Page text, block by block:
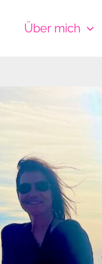
Über mich